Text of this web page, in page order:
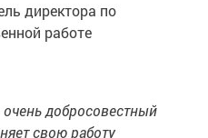
директора по
работе
добросовестный
свою работу